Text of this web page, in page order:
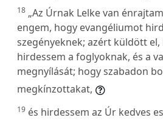
18 „Az Úrnak Lelke van
engem, hogy evangéliumot
szegényeknek; azért küldött
hirdessem a foglyoknak, és a
megnyílását; hogy szabadon
megkínzottakat,
19 és hirdessem az Úr kedves